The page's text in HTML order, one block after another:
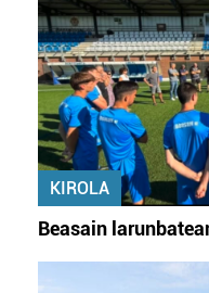
KIROLA
Beasain